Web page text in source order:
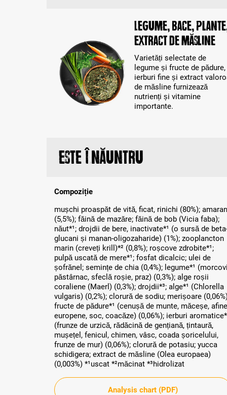
Legume, bace,
extract de măsline
Varietăți selectate de
legume și fructe de pădure,
ierburi fine și extract
de măsline furnizează
nutrienți și vitamine
importante.
Este înăuntru
Compoziție
mușchi proaspăt de vită, ficat, rinichi (80%);
(5,5%); făină de mazăre; făină de bob (Vicia faba);
năut*¹; drojdii de bere, inactivate*¹ (o sursă de
glucani și manan-oligozaharide) (1%); zooplancton
marin (creveți krill)*² (0,8%); roșcove zdrobite*¹;
pulpă uscată de mere*¹; fosfat dicalcic; ulei de
șofrănel; semințe de chia (0,4%); legume*¹
păstârnac, sfeclă roșie, praz) (0,3%); alge roșii
coraliene (Maerl) (0,3%); drojdii*³; alge*¹ (Chlorella
vulgaris) (0,2%); clorură de sodiu; merișoare
fructe de pădure*¹ (cenușă de munte, măceșe, afine
europene, soc, coacăze) (0,06%); ierburi
(frunze de urzică, rădăcină de gențiană, țintaură,
mușețel, fenicul, chimen, vâsc, coada șoricelului,
frunze de mur) (0,06%); clorură de potasiu; yucca
schidigera; extract de măsline (Olea europaea)
(0,003%) *¹uscat *²măcinat *³hidrolizat
Analysis chart (PDF)